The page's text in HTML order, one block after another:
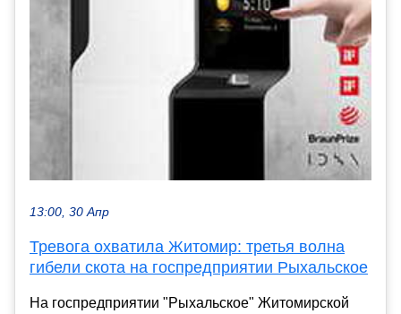
13:00, 30 Апр
Тревога охватила Житомир: третья волна
гибели скота на госпредприятии Рыхальское
На госпредприятии "Рыхальское" Житомирской